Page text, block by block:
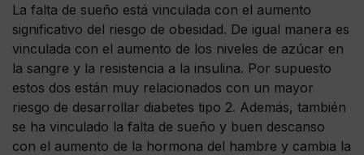
La falta de sueño está vinculada con el aumento
significativo del riesgo de obesidad. De igual manera es
vinculada con el aumento de los niveles de azúcar en
la sangre y la resistencia a la insulina. Por supuesto
estos dos están muy relacionados con un mayor
riesgo de desarrollar diabetes tipo 2. Además, también
se ha vinculado la falta de sueño y buen descanso
con el aumento de la hormona del hambre y cambia la